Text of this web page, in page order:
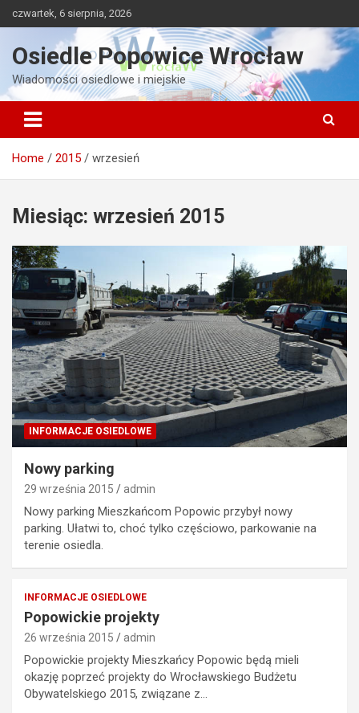
to
czwartek, 6 sierpnia, 2026
Osiedle Popowice Wrocław
Wiadomości osiedlowe i miejskie
Home 2015 wrzesień
Miesiąc: wrzesień 2015
INFORMACJE OSIEDLOWE
Nowy parking
29 września 2015 admin
Nowy parking Mieszkańcom Popowic przybył nowy
parking. Ułatwi to, choć tylko częściowo, parkowanie na
terenie osiedla.
INFORMACJE OSIEDLOWE
Popowickie projekty
26 września 2015 admin
Popowickie projekty Mieszkańcy Popowic będą mieli
okazję poprzeć projekty do Wrocławskiego Budżetu
Obywatelskiego 2015, związane z…